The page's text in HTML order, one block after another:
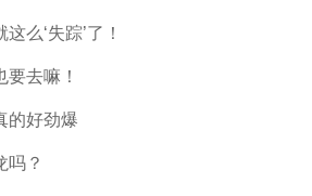
么‘失踪’了！
去嘛！
的好劲爆
吗？